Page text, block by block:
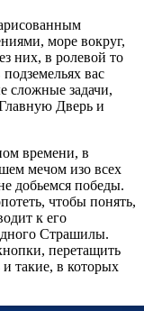
море вокруг,
них, в ролевой то
вас
сложные задачи,
Дверь и
времени, в
мечом изо всех
добьемся победы.
чтобы понять,
к его
Страшилы.
перетащить
такие, в которых